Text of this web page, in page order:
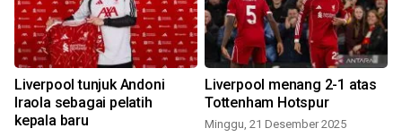
Liverpool tunjuk Andoni
Iraola sebagai pelatih
kepala baru
Liverpool menang 2-1 atas
Tottenham Hotspur
Minggu, 21 Desember 2025